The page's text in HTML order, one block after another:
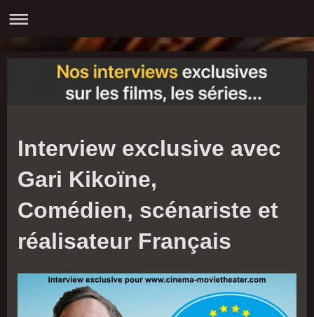
Interview exclusive avec
Gari Kikoïne,
Comédien, scénariste et
réalisateur Français